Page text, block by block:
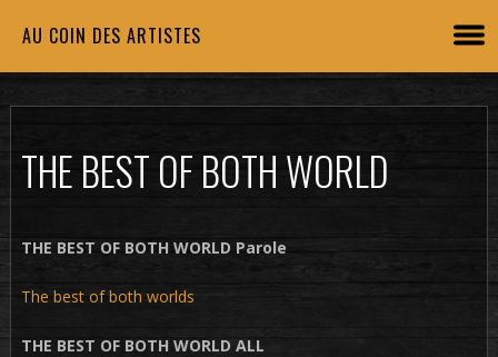
AU COIN DES ARTISTES
THE BEST OF BOTH WORLD
THE BEST OF BOTH WORLD Parole
The best of both worlds
THE BEST OF BOTH WORLD ALL